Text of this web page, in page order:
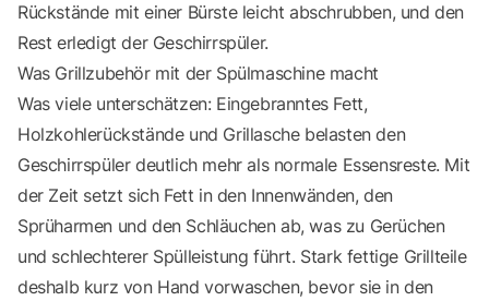
Rückstände mit einer Bürste leicht abschrubben, und den
Rest erledigt der Geschirrspüler.
Was Grillzubehör mit der Spülmaschine macht
Was viele unterschätzen: Eingebranntes Fett,
Holzkohlerückstände und Grillasche belasten den
Geschirrspüler deutlich mehr als normale Essensreste. Mit
der Zeit setzt sich Fett in den Innenwänden, den
Sprüharmen und den Schläuchen ab, was zu Gerüchen
und schlechterer Spülleistung führt. Stark fettige Grillteile
deshalb kurz von Hand vorwaschen, bevor sie in den